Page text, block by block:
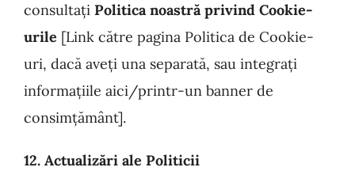
consultați Politica noastră privind Cookie-
urile [Link către pagina Politica de Cookie-
uri, dacă aveți una separată, sau integrați
informațiile aici/printr-un banner de
consimțământ].
12. Actualizări ale Politicii